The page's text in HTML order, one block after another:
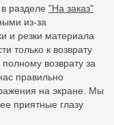
разделе "На заказ"
из-за
и резки материала
только к возврату
возврату за
правильно
на экране. Мы
приятные глазу